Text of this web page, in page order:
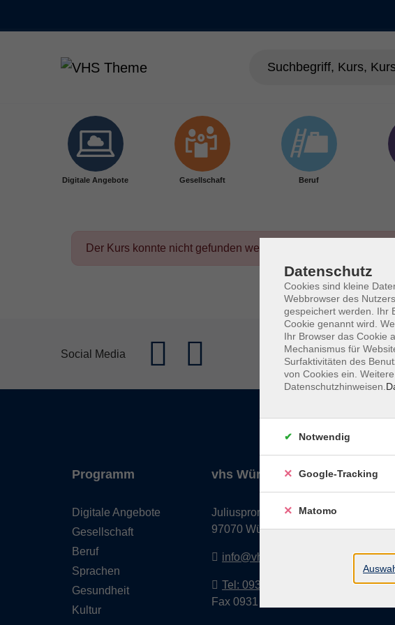
Digitale Angebote Gesellschaft Beruf
Der Kurs konnte nicht gefunden werden.
Social Media
Programm
Digitale Angebote
Gesellschaft
Beruf
Sprachen
Gesundheit
Kultur
vhs Würzburg & Umgebung e.
Juliuspromenade 68
97070 Würzburg
info@vhs-wuerzburg.de
Tel: 0931 35593 0
Fax 0931 35593-20
Datenschutz
Cookies sind kleine
Webbrowser des
gespeichert werden. Ihr
Cookie genannt wird.
Ihr Browser das Cookie
Mechanismus für
Surfaktivitäten des
von Cookies ein.
Datenschutzhinweisen.
Notwendig
Google-Tracking
Matomo